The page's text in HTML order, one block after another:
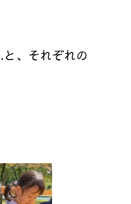
、それぞれの